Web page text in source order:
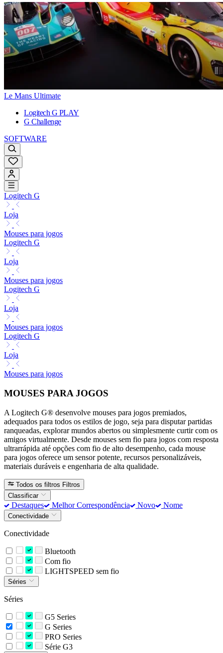
Le Mans Ultimate
Logitech G PLAY
G Challenge
SOFTWARE
Logitech G
Loja
Mouses para jogos
Logitech G
Loja
Mouses para jogos
Logitech G
Loja
Mouses para jogos
Logitech G
Loja
Mouses para jogos
MOUSES PARA JOGOS
A Logitech G® desenvolve mouses para jogos premiados,
adequados para todos os estilos de jogo, seja para disputar partidas
ranqueadas, explorar mundos abertos ou simplesmente curtir com os
amigos virtualmente. Desde mouses sem fio para jogos com resposta
ultrarrápida até opções com fio de alto desempenho, cada mouse
para jogos oferece um sensor potente, recursos personalizáveis,
materiais duráveis e engenharia de alta qualidade.
Todos os filtros Filtros
Classificar
Destaques Melhor Correspondência Novo Nome
Conectividade
Conectividade
Bluetooth
Com fio
LIGHTSPEED sem fio
Séries
Séries
G5 Series
G Series
PRO Series
Série G3